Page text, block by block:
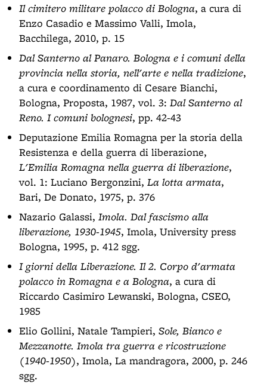
Il cimitero militare polacco di Bologna, a cura di
Enzo Casadio e Massimo Valli, Imola,
Bacchilega, 2010, p. 15
Dal Santerno al Panaro. Bologna e i comuni della
provincia nella storia, nell'arte e nella tradizione,
a cura e coordinamento di Cesare Bianchi,
Bologna, Proposta, 1987, vol. 3: Dal Santerno al
Reno. I comuni bolognesi, pp. 42-43
Deputazione Emilia Romagna per la storia della
Resistenza e della guerra di liberazione,
L'Emilia Romagna nella guerra di liberazione,
vol. 1: Luciano Bergonzini, La lotta armata,
Bari, De Donato, 1975, p. 376
Nazario Galassi, Imola. Dal fascismo alla
liberazione, 1930-1945, Imola, University press
Bologna, 1995, p. 412 sgg.
I giorni della Liberazione. Il 2. Corpo d'armata
polacco in Romagna e a Bologna, a cura di
Riccardo Casimiro Lewanski, Bologna, CSEO,
1985
Elio Gollini, Natale Tampieri, Sole, Bianco e
Mezzanotte. Imola tra guerra e ricostruzione
(1940-1950), Imola, La mandragora, 2000, p. 246
sgg.